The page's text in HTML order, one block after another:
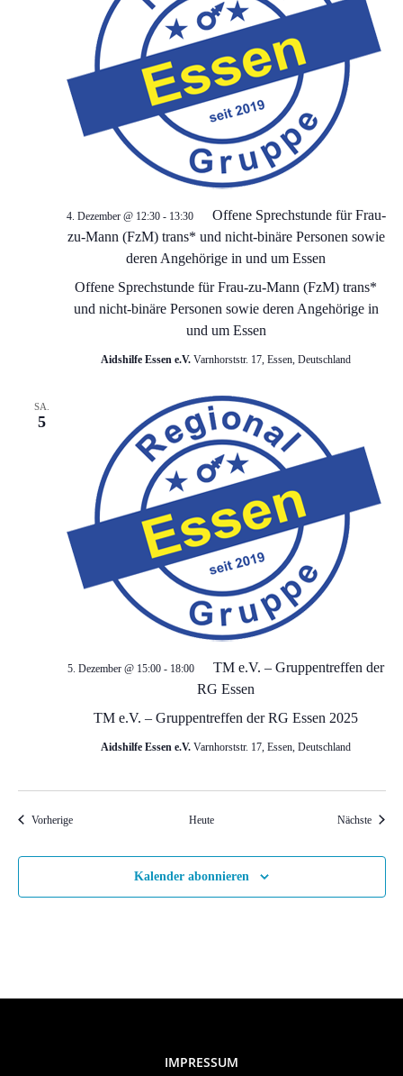
Offene Sprechstunde für Frau-zu-Mann (FzM) trans*
und nicht-binäre Personen sowie deren Angehörige in
und um Essen
4. Dezember @ 12:30- 13:30
Offene Sprechstunde für Frau-
zu-Mann (FzM) trans* und nicht-binäre Personen sowie
deren Angehörige in und um Essen
Aidshilfe Essen e.V. Varnhorststr. 17, Essen, Deutschland
SA.
5
TM e.V. – Gruppentreffen der RG Essen 2025
5. Dezember @ 15:00 - 18:00
TM e.V. – Gruppentreffen der
RG Essen
Aidshilfe Essen e.V. Varnhorststr. 17, Essen, Deutschland
VorherigeVeranstaltungen Heute Nächste
Kalender abonnieren
IMPRESSUM